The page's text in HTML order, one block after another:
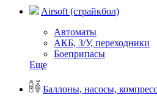
Airsoft (страйкбол)
Автоматы
АКБ, З/У, переходники
Боеприпасы
Еще
Баллоны, насосы,